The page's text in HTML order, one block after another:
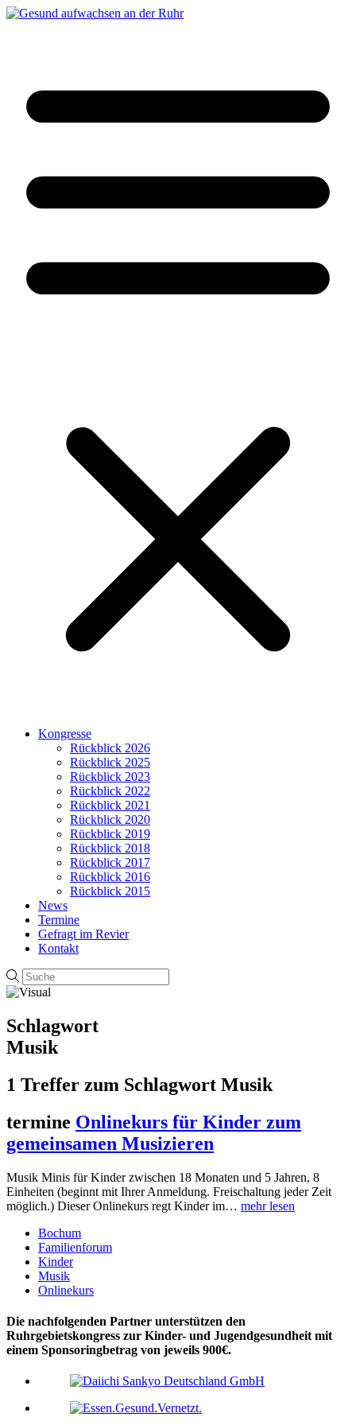
Kongresse
Rückblick 2026
Rückblick 2025
Rückblick 2023
Rückblick 2022
Rückblick 2021
Rückblick 2020
Rückblick 2019
Rückblick 2018
Rückblick 2017
Rückblick 2016
Rückblick 2015
News
Termine
Gefragt im Revier
Kontakt
Schlagwort
Musik
1 Treffer zum Schlagwort Musik
termine Onlinekurs für Kinder zum
gemeinsamen Musizieren
Musik Minis für Kinder zwischen 18 Monaten und 5 Jahren, 8
Einheiten (beginnt mit Ihrer Anmeldung. Freischaltung jeder Zeit
möglich.) Dieser Onlinekurs regt Kinder im… mehr lesen
Bochum
Familienforum
Kinder
Musik
Onlinekurs
Die nachfolgenden Partner unterstützen den
Ruhrgebietskongress zur Kinder- und Jugendgesundheit mit
einem Sponsoringbetrag von jeweils 900€.